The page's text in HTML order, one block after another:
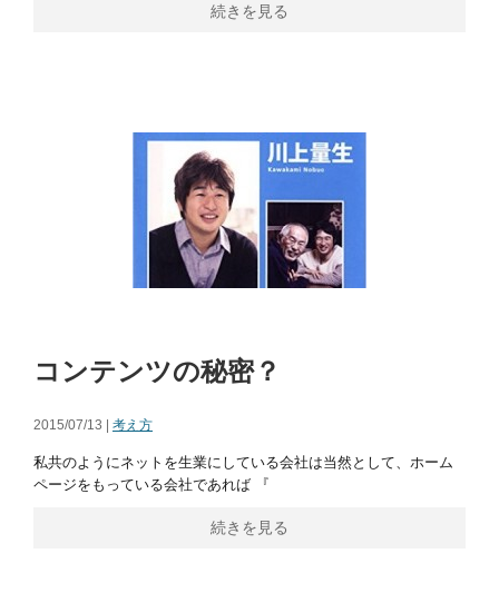
続きを見る
コンテンツの秘密？
2015/07/13 | 考え方
私共のようにネットを生業にしている会社は当然として、ホーム
ページをもっている会社であれば 『
続きを見る